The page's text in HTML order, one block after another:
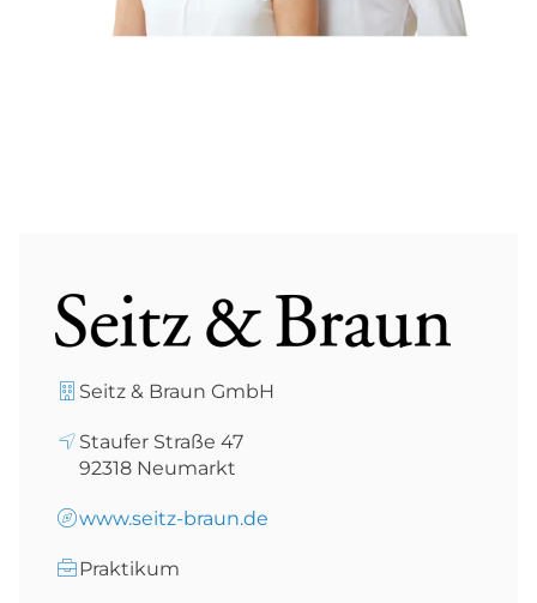
Seitz & Braun GmbH
Staufer Straße 47
92318 Neumarkt
www.seitz-braun.de
Praktikum